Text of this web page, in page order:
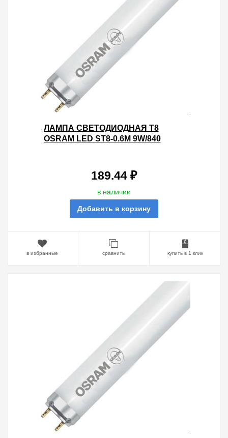
ЛАМПА СВЕТОДИОДНАЯ T8
OSRAM LED ST8-0.6M 9W/840
189.44 ₽
в наличии
Добавить в корзину
в избранные сравнить купить в 1 клик